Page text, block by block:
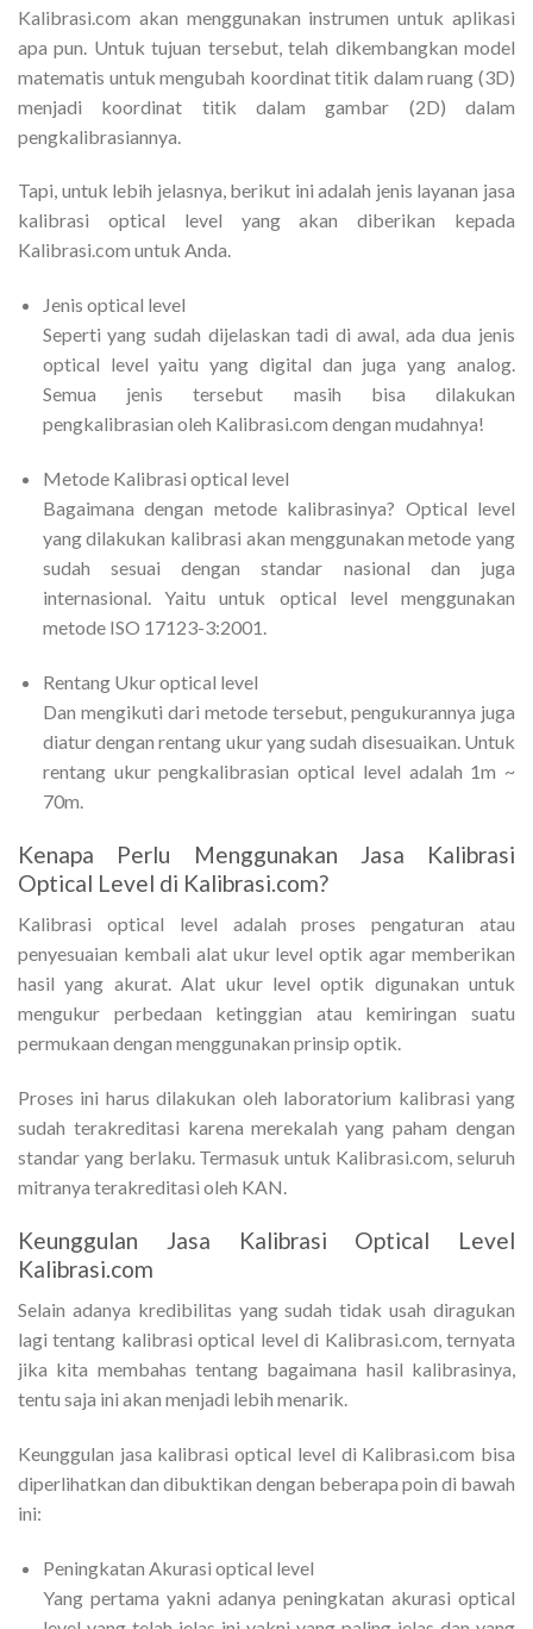
Kalibrasi.com akan menggunakan instrumen untuk aplikasi
apa pun. Untuk tujuan tersebut, telah dikembangkan model
matematis untuk mengubah koordinat titik dalam ruang (3D)
menjadi koordinat titik dalam gambar (2D) dalam
pengkalibrasiannya.
Tapi, untuk lebih jelasnya, berikut ini adalah jenis layanan jasa
kalibrasi optical level yang akan diberikan kepada
Kalibrasi.com untuk Anda.
Jenis optical level
Seperti yang sudah dijelaskan tadi di awal, ada dua jenis
optical level yaitu yang digital dan juga yang analog.
Semua jenis tersebut masih bisa dilakukan
pengkalibrasian oleh Kalibrasi.com dengan mudahnya!
Metode Kalibrasi optical level
Bagaimana dengan metode kalibrasinya? Optical level
yang dilakukan kalibrasi akan menggunakan metode yang
sudah sesuai dengan standar nasional dan juga
internasional. Yaitu untuk optical level menggunakan
metode ISO 17123-3:2001.
Rentang Ukur optical level
Dan mengikuti dari metode tersebut, pengukurannya juga
diatur dengan rentang ukur yang sudah disesuaikan. Untuk
rentang ukur pengkalibrasian optical level adalah 1m ~
70m.
Kenapa Perlu Menggunakan Jasa Kalibrasi
Optical Level di Kalibrasi.com?
Kalibrasi optical level adalah proses pengaturan atau
penyesuaian kembali alat ukur level optik agar memberikan
hasil yang akurat. Alat ukur level optik digunakan untuk
mengukur perbedaan ketinggian atau kemiringan suatu
permukaan dengan menggunakan prinsip optik.
Proses ini harus dilakukan oleh laboratorium kalibrasi yang
sudah terakreditasi karena merekalah yang paham dengan
standar yang berlaku. Termasuk untuk Kalibrasi.com, seluruh
mitranya terakreditasi oleh KAN.
Keunggulan Jasa Kalibrasi Optical Level
Kalibrasi.com
Selain adanya kredibilitas yang sudah tidak usah diragukan
lagi tentang kalibrasi optical level di Kalibrasi.com, ternyata
jika kita membahas tentang bagaimana hasil kalibrasinya,
tentu saja ini akan menjadi lebih menarik.
Keunggulan jasa kalibrasi optical level di Kalibrasi.com bisa
diperlihatkan dan dibuktikan dengan beberapa poin di bawah
ini:
Peningkatan Akurasi optical level
Yang pertama yakni adanya peningkatan akurasi optical